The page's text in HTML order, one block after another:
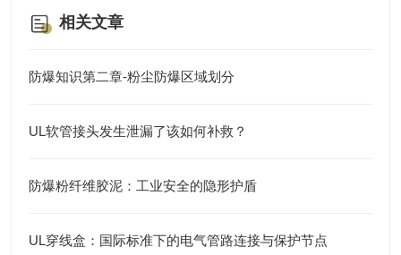
相关文章
防爆知识第二章-粉尘防爆区域划分
UL软管接头发生泄漏了该如何补救？
防爆粉纤维胶泥：工业安全的隐形护盾
UL穿线盒：国际标准下的电气管路连接与保护节点